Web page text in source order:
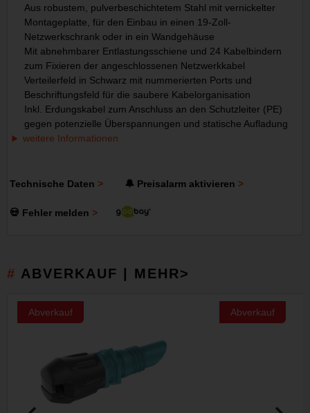
Aus robustem, pulverbeschichtetem Stahl mit vernickelter
Montageplatte, für den Einbau in einen 19-Zoll-
Netzwerkschrank oder in ein Wandgehäuse
Mit abnehmbarer Entlastungsschiene und 24 Kabelbindern
zum Fixieren der angeschlossenen Netzwerkkabel
Verteilerfeld in Schwarz mit nummerierten Ports und
Beschriftungsfeld für die saubere Kabelorganisation
Inkl. Erdungskabel zum Anschluss an den Schutzleiter (PE)
gegen potenzielle Überspannungen und statische Aufladung
weitere Informationen
Technische Daten 🔔 Preisalarm aktivieren
💀 Fehler melden
ABVERKAUF | MEHR>
Abverkauf Abverkauf